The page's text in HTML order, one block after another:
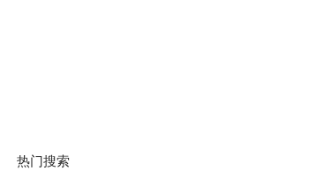
热门搜索